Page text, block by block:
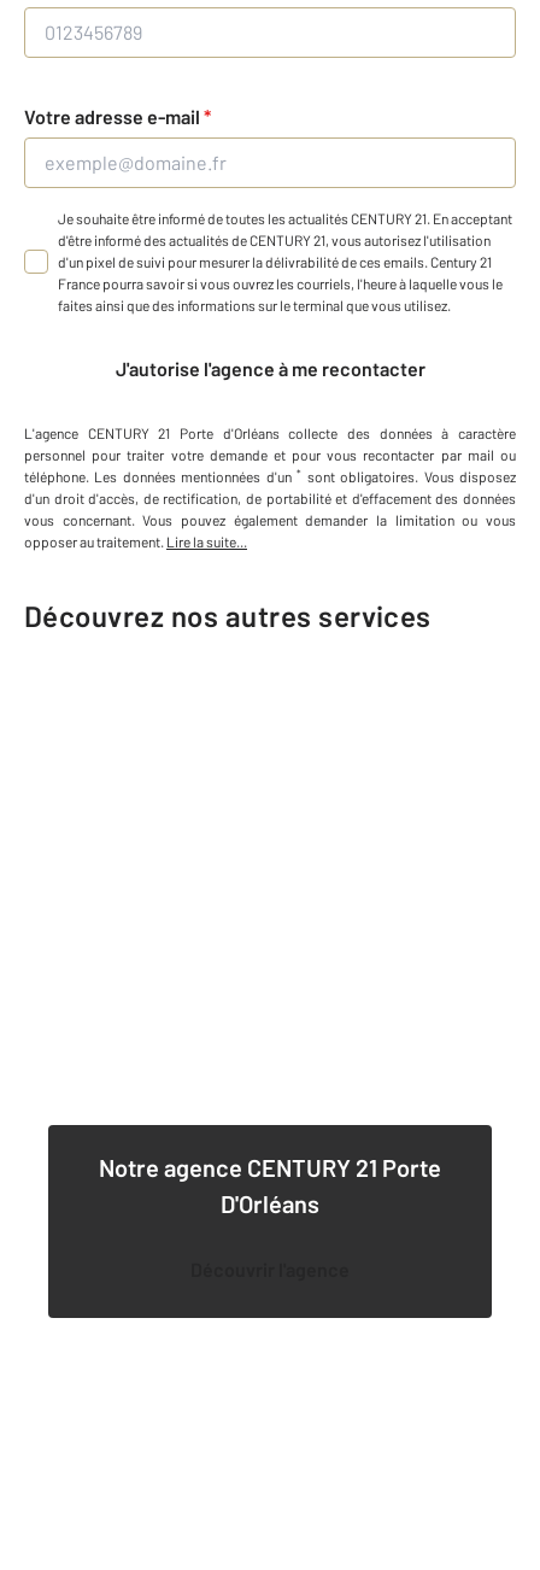
Votre adresse e-mail *
Je souhaite être informé de toutes les actualités CENTURY 21. En acceptant
d'être informé des actualités de CENTURY 21, vous autorisez l'utilisation
d'un pixel de suivi pour mesurer la délivrabilité de ces emails. Century 21
France pourra savoir si vous ouvrez les courriels, l'heure à laquelle vous le
faites ainsi que des informations sur le terminal que vous utilisez.
J'autorise l'agence à me recontacter
L'agence CENTURY 21 Porte d'Orléans collecte des données à caractère
personnel pour traiter votre demande et pour vous recontacter par mail ou
téléphone. Les données mentionnées d'un * sont obligatoires. Vous disposez
d'un droit d'accès, de rectification, de portabilité et d'effacement des données
vous concernant. Vous pouvez également demander la limitation ou vous
opposer au traitement. Lire la suite...
Découvrez nos autres services
Notre agence CENTURY 21 Porte
D'Orléans